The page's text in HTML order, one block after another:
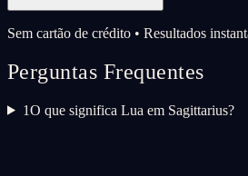
Sem cartão de crédito • Resultados
Perguntas Frequentes
1O que significa Lua em Sagittarius?